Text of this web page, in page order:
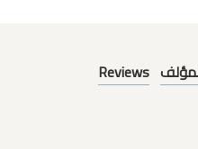
Reviews